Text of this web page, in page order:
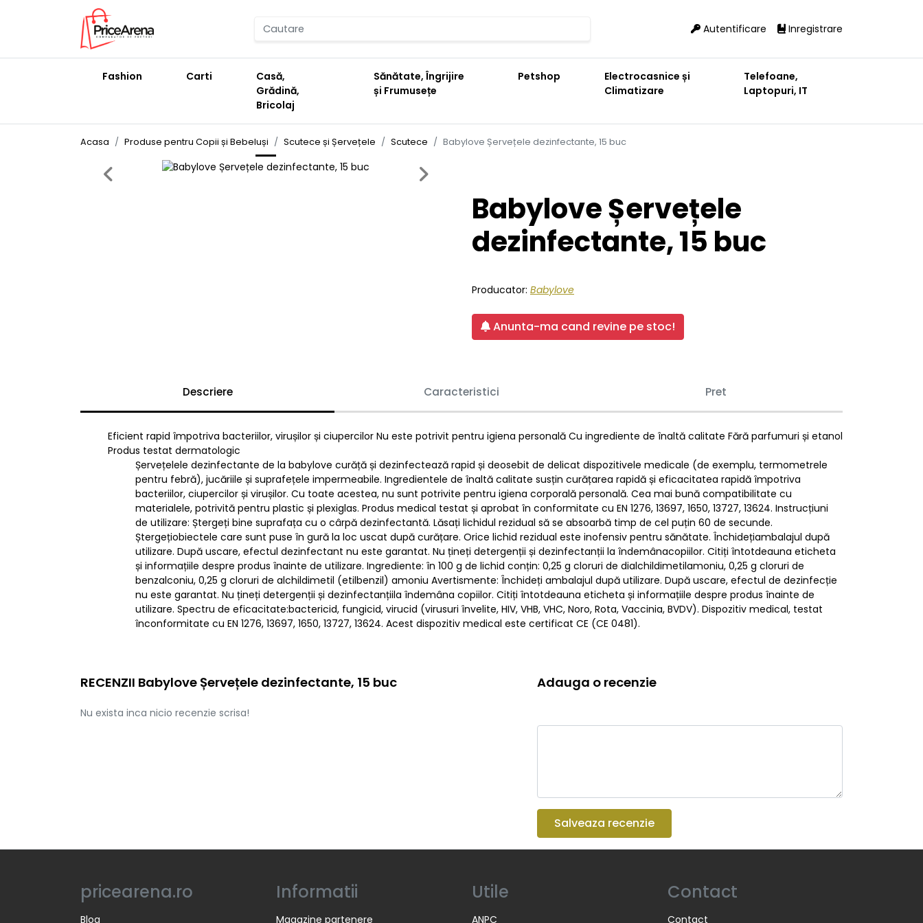
Autentificare Inregistrare
Fashion Carti
Casă,
Grădină,
Bricolaj
Sănătate, Îngrijire
și Frumusețe
Petshop
Electrocasnice și
Climatizare
Telefoane,
Laptopuri, IT
Acasa Produse pentru Copii și Bebeluși Scutece și Șervețele Scutece Babylove Șervețele dezinfectante, 15 buc
Previous Next
Babylove Șervețele
dezinfectante, 15 buc
Producator: Babylove
Anunta-ma cand revine pe stoc!
Descriere Caracteristici Pret
Eficient rapid împotriva bacteriilor, virușilor și ciupercilor Nu este potrivit pentru igiena personală Cu ingrediente de înaltă calitate Fără parfumuri și etanol
Produs testat dermatologic
Șervețelele dezinfectante de la babylove curăță și dezinfectează rapid și deosebit de delicat dispozitivele medicale (de exemplu, termometrele
pentru febră), jucăriile și suprafețele impermeabile. Ingredientele de înaltă calitate susțin curățarea rapidă și eficacitatea rapidă împotriva
bacteriilor, ciupercilor și virușilor. Cu toate acestea, nu sunt potrivite pentru igiena corporală personală. Cea mai bună compatibilitate cu
materialele, potrivită pentru plastic și plexiglas. Produs medical testat și aprobat în conformitate cu EN 1276, 13697, 1650, 13727, 13624. Instrucțiuni
de utilizare: Ștergeți bine suprafața cu o cârpă dezinfectantă. Lăsați lichidul rezidual să se absoarbă timp de cel puțin 60 de secunde.
Ștergețiobiectele care sunt puse în gură la loc uscat după curățare. Orice lichid rezidual este inofensiv pentru sănătate. Închidețiambalajul după
utilizare. După uscare, efectul dezinfectant nu este garantat. Nu țineți detergenții și dezinfectanții la îndemânacopiilor. Citiți întotdeauna eticheta
și informațiile despre produs înainte de utilizare. Ingrediente: în 100 g de lichid conțin: 0,25 g cloruri de dialchildimetilamoniu, 0,25 g cloruri de
benzalconiu, 0,25 g cloruri de alchildimetil (etilbenzil) amoniu Avertismente: Închideți ambalajul după utilizare. După uscare, efectul de dezinfecție
nu este garantat. Nu țineți detergenții și dezinfectanțiila îndemâna copiilor. Citiți întotdeauna eticheta și informațiile despre produs înainte de
utilizare. Spectru de eficacitate:bactericid, fungicid, virucid (virusuri învelite, HIV, VHB, VHC, Noro, Rota, Vaccinia, BVDV). Dispozitiv medical, testat
înconformitate cu EN 1276, 13697, 1650, 13727, 13624. Acest dispozitiv medical este certificat CE (CE 0481).
RECENZII Babylove Șervețele dezinfectante, 15 buc
Nu exista inca nicio recenzie scrisa!
Adauga o recenzie
Salveaza recenzie
pricearena.ro
Blog
Informatii
Magazine partenere
Utile
ANPC
Contact
Contact